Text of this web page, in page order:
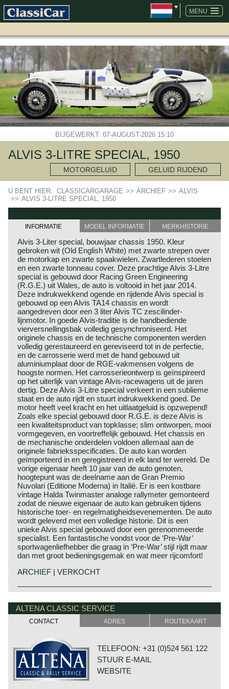
MENU
NAVIGATIE
OVERSLAAN
BIJGEWERKT: 07-AUGUST-2026 15:10
ALVIS 3-LITRE SPECIAL, 1950
MOTORGELUID GELUID RIJDEND
U BENT HIER: CLASSICARGARAGE >> ARCHIEF >> ALVIS
>> ALVIS 3-LITRE SPECIAL, 1950
INFORMATIE MODEL INFORMATIE MERKHISTORIE
Alvis 3-Liter special, bouwjaar chassis 1950. Kleur
gebroken wit (Old English White) met zwarte strepen over
de motorkap en zwarte spaakwielen. Zwartlederen stoelen
en een zwarte tonneau cover. Deze prachtige Alvis 3-Litre
special is gebouwd door Racing Green Engineering
(R.G.E.) uit Wales, de auto is voltooid in het jaar 2014.
Deze indrukwekkend ogende en rijdende Alvis special is
gebouwd op een Alvis TA14 chassis en wordt
aangedreven door een 3 liter Alvis TC zescilinder-
lijnmotor. In goede Alvis-traditie is de handbediende
vierversnellingsbak volledig gesynchroniseerd. Het
originele chassis en de technische componenten werden
volledig gerestaureerd en gereviseerd tot in de perfectie,
en de carrosserie werd met de hand gebouwd uit
aluminiumplaat door de RGE-vakmensen volgens de
hoogste normen. Het carrosserieontwerp is geïnspireerd
op het uiterlijk van vintage Alvis-racewagens uit de jaren
dertig. Deze Alvis 3-Litre special verkeert in een sublieme
staat en de auto rijdt en stuurt indrukwekkend goed. De
motor heeft veel kracht en het uitlaatgeluid is opzwepend!
Zoals elke special gebouwd door R.G.E. is deze Alvis is
een kwaliteitsproduct van topklasse; slim ontworpen, mooi
vormgegeven, en voortreffelijk gebouwd. Het chassis en
de mechanische onderdelen voldoen allemaal aan de
originele fabrieksspecificaties. De auto kan worden
geïmporteerd in en geregistreerd in elk land ter wereld. De
vorige eigenaar heeft 10 jaar van de auto genoten,
hoogtepunt was de deelname aan de Gran Premio
Nuvolari (Editione Moderna) in Italië. Er is een kostbare
vintage Halda Twinmaster analoge rallymeter gemonteerd
zodat de nieuwe eigenaar de auto kan gebruiken tijdens
historische toer- en regelmatigheidsevenementen. De auto
wordt geleverd met een volledige historie. Dit is een
unieke Alvis special gebouwd door een gerenommeerde
specialist. Een fantastische vondst voor de ‘Pre-War’
sportwagenliefhebber die graag in ‘Pre-War’ stijl rijdt maar
dan met groot bedieningsgemak en wat meer rijcomfort!
ARCHIEF | VERKOCHT
Alvis historie
Alvis is opgericht door Thomas George John en G.P. de
Freville. De eerste auto's onder de naam Alvis werden
gebouwd in 1920 en de laatste Alvis (sport) auto's
van het merk Alvis in 1967 werd bezegeld door de inlijving
bij het British Leyland concern waar het deel ging
uitmaken van Rover.
De auto's van Alvis waren kwalitatief en qua afwerking van
ALTENA CLASSIC SERVICE
CONTACT ADRES ROUTEKAART
TELEFOON: +31 (0)524 561 122
STUUR E-MAIL
WEBSITE